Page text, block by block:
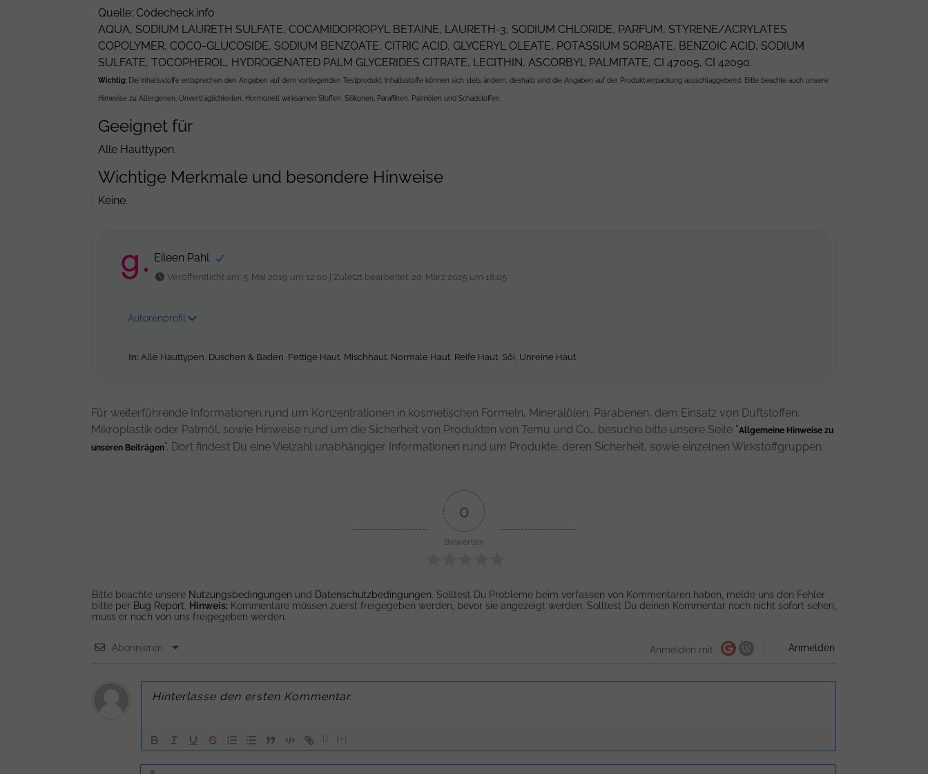
Quelle: Codecheck.info
AQUA, SODIUM LAURETH SULFATE, COCAMIDOPROPYL BETAINE, LAURETH-3, SODIUM CHLORIDE, PARFUM, STYRENE/ACRYLATES
COPOLYMER, COCO-GLUCOSIDE, SODIUM BENZOATE, CITRIC ACID, GLYCERYL OLEATE, POTASSIUM SORBATE, BENZOIC ACID, SODIUM
SULFATE, TOCOPHEROL , HYDROGENATED PALM GLYCERIDES CITRATE, LECITHIN, ASCORBYL PALMITATE, CI 47005, CI 42090.
Wichtig: Die Inhaltsstoffe entsprechen den Angaben auf dem vorliegenden Testprodukt. Inhaltsstoffe können sich stets ändern, deshalb sind die Angaben auf der Produktverpackung ausschlaggebend. Bitte beachte auch unsere
Hinweise zu Allergenen, Unverträglichkeiten, Hormonell wirksamen Stoffen, Silikonen, Paraffinen, Palmölen und Schadstoffen.
Geeignet für
Alle Hauttypen.
Wichtige Merkmale und besondere Hinweise
Keine.
Eileen Pahl
Veröffentlicht am: 5. Mai 2019 um 12:00 | Zuletzt bearbeitet: 20. März 2025 um 18:05
Autorenprofil
In: Alle Hauttypen Duschen & Baden Fettige Haut Mischhaut Normale Haut Reife Haut ,Sôi Unreine Haut
Für weiterführende Informationen rund um Konzentrationen in kosmetischen Formeln, Mineralölen, Parabenen, dem Einsatz von Duftstoffen,
Mikroplastik oder Palmöl, sowie Hinweise rund um die Sicherheit von Produkten von Temu und Co., besuche bitte unsere Seite "Allgemeine Hinweise zu
unseren Beiträgen". Dort findest Du eine Vielzahl unabhängiger Informationen rund um Produkte, deren Sicherheit, sowie einzelnen Wirkstoffgruppen.
0
Bewerten
Bitte beachte unsere Nutzungsbedingungen und Datenschutzbedingungen . Solltest Du Probleme beim verfassen von Kommentaren haben, melde uns den Fehler
bitte per Bug Report Hinweis: Kommentare müssen zuerst freigegeben werden, bevor sie angezeigt werden. Solltest Du deinen Kommentar noch nicht sofort sehen,
muss er noch von uns freigegeben werden.
Abonnieren Anmelden mit Anmelden
[+]